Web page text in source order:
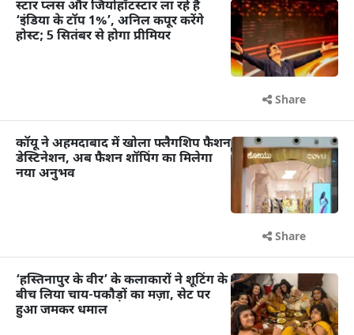
स्टार प्लस और जियोहॉटस्टार ला रहे हैं
‘इंडिया के टॉप 1%’, अनिल कपूर करेंगे
होस्ट; 5 सितंबर से होगा प्रीमियर
Share
कॉयू ने अहमदाबाद में खोला फ्लैगशिप फैशन
डेस्टिनेशन, अब फैशन शॉपिंग का मिलेगा
नया अनुभव
Share
‘हस्तिनापुर के वीर’ के कलाकारों ने शूटिंग के
बीच लिया चाय-पकौड़ों का मज़ा, सेट पर
हुआ जमकर धमाल